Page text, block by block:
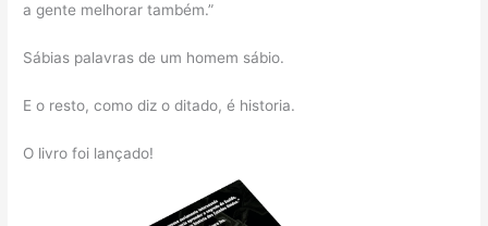
a gente melhorar também.”
Sábias palavras de um homem sábio.
E o resto, como diz o ditado, é historia.
O livro foi lançado!